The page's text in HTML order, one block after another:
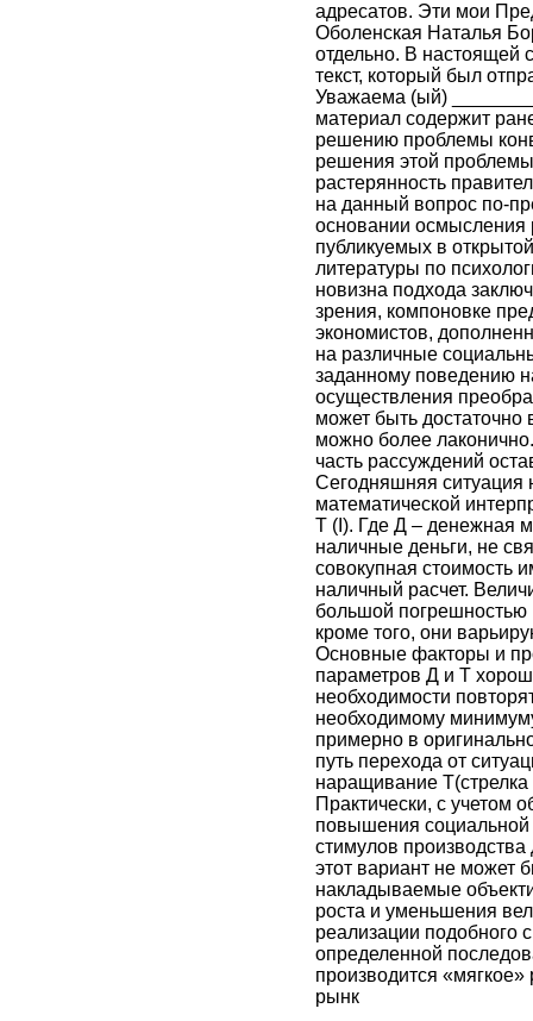
адресатов. Эти мои
Оболенская Наталья
отдельно. В настоящей
текст, который был
Уважаема (ый)
материал содержит
решению проблемы
решения этой
растерянность
на данный вопрос по-
основании осмысления
публикуемых в
литературы по
новизна подхода
зрения, компоновке
экономистов,
на различные
заданному поведению
осуществления
может быть
можно более
часть рассуждений
Сегодняшняя ситуация
математической
Т (I). Где Д – денежная
наличные деньги, не
совокупная стоимость
наличный расчет.
большой погрешностью
кроме того, они
Основные факторы и
параметров Д и Т
необходимости
необходимому
примерно в
путь перехода от
наращивание
Практически, с учетом
повышения социальной
стимулов производства
этот вариант не может
накладываемые
роста и уменьшения
реализации подобного
определенной
производится «мягкое»
рынк